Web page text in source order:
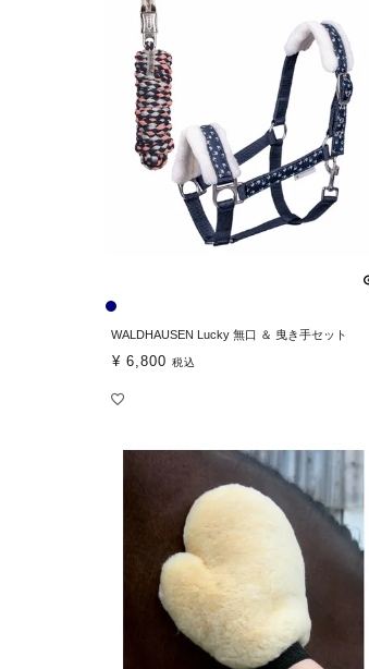
WALDHAUSEN Lucky 無口 ＆ 曳き手セット
¥ 6,800 税込